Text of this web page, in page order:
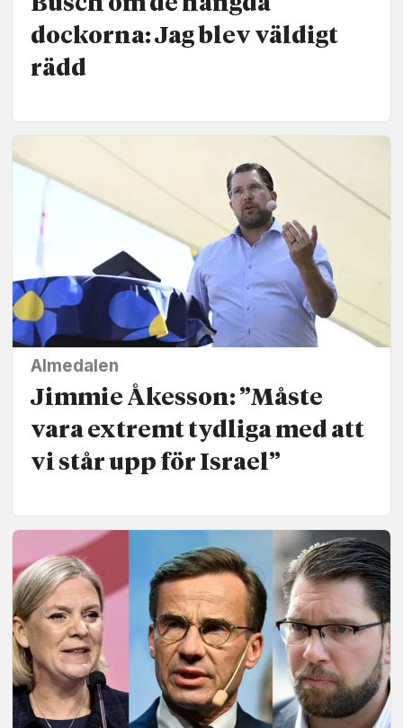
dockorna: Jag blev väldigt
rädd
Almedalen
Jimmie Åkesson: ”Måste
vara extremt tydliga med att
vi står upp för Israel”